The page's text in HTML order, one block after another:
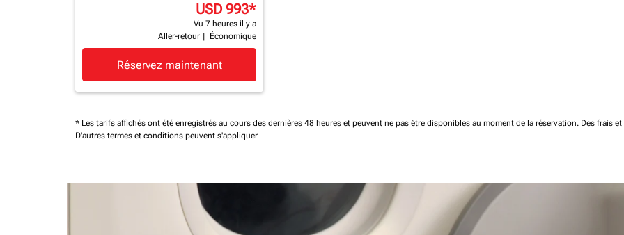
USD 993*
Vu 7 heures il y a
Aller-retour
Économique
Réservez maintenant
* Les tarifs affichés ont été enregistrés au cours des dernières 48 heures et peuvent ne pas être disponibles au moment de la réservation. Des frais
D'autres termes et conditions peuvent s'appliquer